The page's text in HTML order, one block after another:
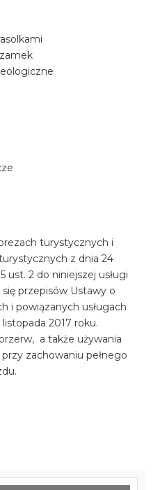
turystycznych i
z dnia 24
ust. 2 do niniejszej usługi
przepisów Ustawy o
i powiązanych usługach
2017 roku.
a także używania
zachowaniu pełnego